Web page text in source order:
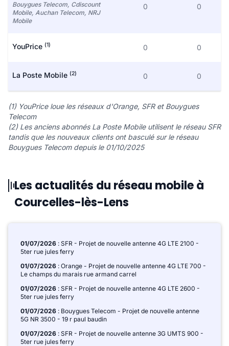
Bouygues Telecom, Cdiscount
Mobile, Auchan Telecom, NRJ
Mobile
0 0
YouPrice (1) 0 0
La Poste Mobile (2) 0 0
(1) YouPrice loue les réseaux d'Orange, SFR et Bouygues
Telecom
(2) Les anciens abonnés La Poste Mobile utilisent le réseau SFR
tandis que les nouveaux clients ont basculé sur le réseau
Bouygues Telecom depuis le 01/10/2025
Les actualités du réseau mobile à
Courcelles-lès-Lens
01/07/2026 : SFR - Projet de nouvelle antenne 4G LTE 2100 -
5ter rue jules ferry
01/07/2026 : Orange - Projet de nouvelle antenne 4G LTE 700 -
Le champs du marais rue armand carrel
01/07/2026 : SFR - Projet de nouvelle antenne 4G LTE 2600 -
5ter rue jules ferry
01/07/2026 : Bouygues Telecom - Projet de nouvelle antenne
5G NR 3500 - 19 r paul baudin
01/07/2026 : SFR - Projet de nouvelle antenne 3G UMTS 900 -
5ter rue jules ferry